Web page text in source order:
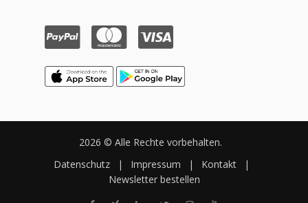
2026 © Alle Rechte vorbehalten.
Datenschutz
| Impressum | Kontakt
|
Newsletter bestellen